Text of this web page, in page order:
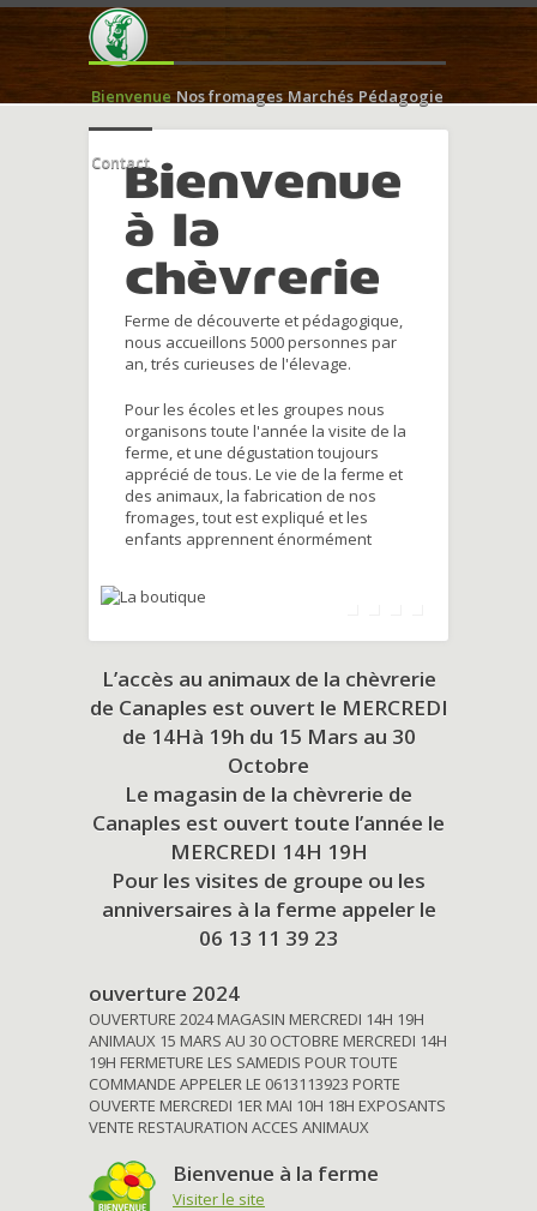
Bienvenue Nos fromages Marchés Pédagogie
ContactBienvenue
à la
chèvrerie
Ferme de découverte et pédagogique,
nous accueillons 5000 personnes par
an, trés curieuses de l'élevage.
Pour les écoles et les groupes nous
organisons toute l'année la visite de la
ferme, et une dégustation toujours
apprécié de tous. Le vie de la ferme et
des animaux, la fabrication de nos
fromages, tout est expliqué et les
enfants apprennent énormément
L’accès au animaux de la chèvrerie
de Canaples est ouvert le MERCREDI
de 14Hà 19h du 15 Mars au 30
Octobre
Le magasin de la chèvrerie de
Canaples est ouvert toute l’année le
MERCREDI 14H 19H
Pour les visites de groupe ou les
anniversaires à la ferme appeler le
06 13 11 39 23
ouverture 2024
OUVERTURE 2024 MAGASIN MERCREDI 14H 19H
ANIMAUX 15 MARS AU 30 OCTOBRE MERCREDI 14H
19H FERMETURE LES SAMEDIS POUR TOUTE
COMMANDE APPELER LE 0613113923 PORTE
OUVERTE MERCREDI 1ER MAI 10H 18H EXPOSANTS
VENTE RESTAURATION ACCES ANIMAUX
Bienvenue à la ferme
Visiter le site